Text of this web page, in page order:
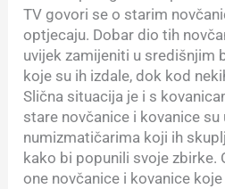
TV govori se o starim
optjecaju. Dobar dio tih
uvijek zamijeniti u središnjim
koje su ih izdale, dok kod
Slična situacija je i s
stare novčanice i kovanice su
numizmatičarima koji ih
kako bi popunili svoje zbirke.
one novčanice i kovanice